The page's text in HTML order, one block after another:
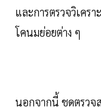
และการตรวจวิเค
โคนมย่อยต่าง ๆ
นอกจากนี้ ชุดตรวจ